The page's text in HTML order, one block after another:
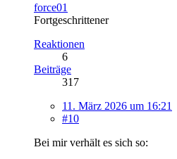
force01
Fortgeschrittener
Reaktionen
6
Beiträge
317
11. März 2026 um 16:21
#10
Bei mir verhält es sich so: